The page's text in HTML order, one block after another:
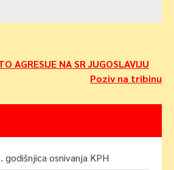
AGRESIJE NA SR JUGOSLAVIJU
Poziv na tribinu
godišnjica osnivanja KPH